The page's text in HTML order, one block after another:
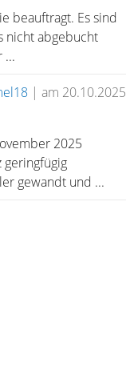
beauftragt. Es sind
nicht abgebucht
...
| am 20.10.2025
2025
gewandt und ...